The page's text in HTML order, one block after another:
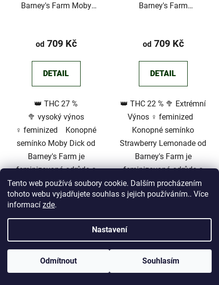
Tento web používá soubory cookie. Dalším procházením
tohoto webu vyjadřujete souhlas s jejich používáním.. Více
informací zde.
Nastavení
Odmítnout Souhlasím
Barney's Farm Moby
hodnocení
je
3,7
5
hvězdiček.
od709 Kč
DETAIL
👑 THC 27 %
🥦 vysoký výnos
♀️ feminized Konopné
semínko Moby Dick od
Barney's Farm je
feminizovaná odrůda s
výraznou dominancí
Sativy (75%). S...
Barney's Farm
od709 Kč
DETAIL
👑 THC 22 % 🥦 Extrémní
Výnos ♀️ feminized
Konopné semínko
Strawberry Lemonade od
Barney's Farm je
feminizovaná odrůda s
převahou Sativy (60%
Sativa /...